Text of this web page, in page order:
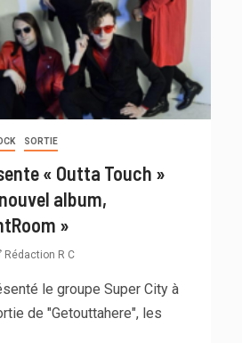
SORTIE
« Outta Touch »
album,
»
Rédaction R C
le groupe Super City à
de "Getouttahere", les